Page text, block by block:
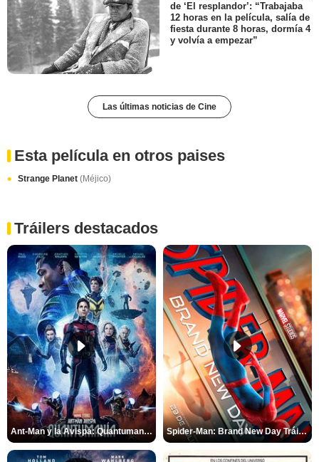
de ‘El resplandor’: “Trabajaba
12 horas en la película, salía de
fiesta durante 8 horas, dormía 4
y volvía a empezar”
Las últimas noticias de Cine
Esta película en otros paises
Strange Planet (Méjico)
Tráilers destacados
Ant-Man y la Avispa: Quantumanía Tráiler (2) Spider-Man: Brand New Day Tráiler (3)